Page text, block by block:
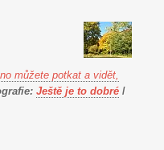
můžete potkat a vidět,
Ještě je to dobré /